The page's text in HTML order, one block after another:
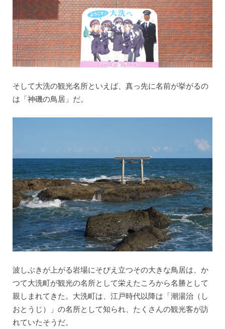
そして大洗の観光名所といえば、真っ先に名前が挙がるの
は「神磯の鳥居」だ。
波しぶきが上がる岩場にそびえ立つその大きな鳥居は、か
つて大洗町が観光の名所として栄えたころから名勝として
親しまれてきた。大洗町は、江戸時代以降は「潮湯治（し
おとうじ）」の名所として知られ、たくさんの観光客が訪
れていたそうだ。